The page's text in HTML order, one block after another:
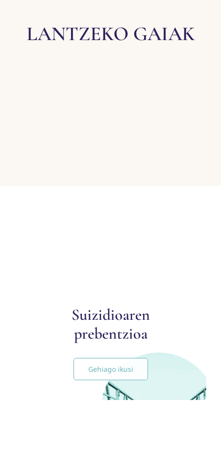
LANTZEKO GAIAK
Suizidioaren
prebentzioa
Gehiago ikusi